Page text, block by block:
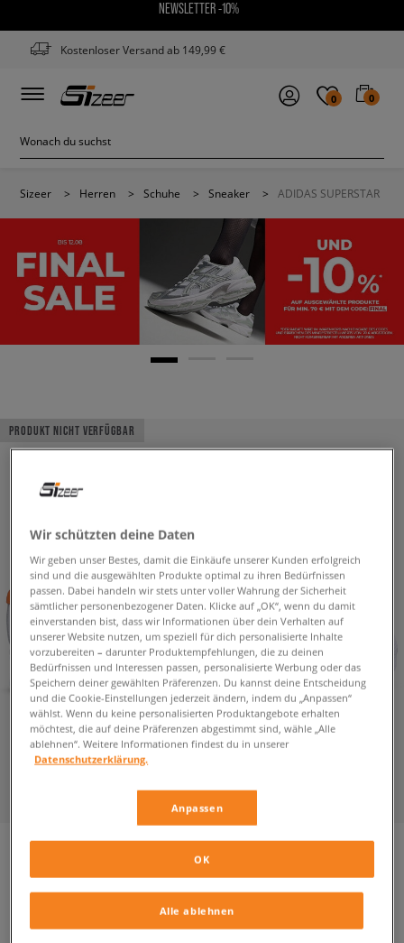
NEWSLETTER -10%
Kostenloser Versand ab 149,99 €
0 0
Sizeer > Herren > Schuhe > Sneaker > ADIDAS SUPERSTAR
PRODUKT NICHT VERFÜGBAR
ADIDAS SUPERSTAR
Wir schützten deine Daten
Wir geben unser Bestes, damit die Einkäufe unserer Kunden erfolgreich
sind und die ausgewählten Produkte optimal zu ihren Bedürfnissen
passen. Dabei handeln wir stets unter voller Wahrung der Sicherheit
sämtlicher personenbezogener Daten. Klicke auf „OK“, wenn du damit
einverstanden bist, dass wir Informationen über dein Verhalten auf
unserer Website nutzen, um speziell für dich personalisierte Inhalte
vorzubereiten – darunter Produktempfehlungen, die zu deinen
Bedürfnissen und Interessen passen, personalisierte Werbung oder das
Speichern deiner gewählten Präferenzen. Du kannst deine Entscheidung
und die Cookie-Einstellungen jederzeit ändern, indem du „Anpassen“
wählst. Wenn du keine personalisierten Produktangebote erhalten
möchtest, die auf deine Präferenzen abgestimmt sind, wähle „Alle
ablehnen“. Weitere Informationen findest du in unserer
Datenschutzerklärung.
Anpassen
Alle ablehnen
OK